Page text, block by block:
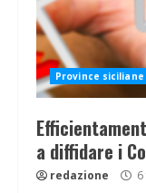
Province siciliane
a diffidare i
redazione